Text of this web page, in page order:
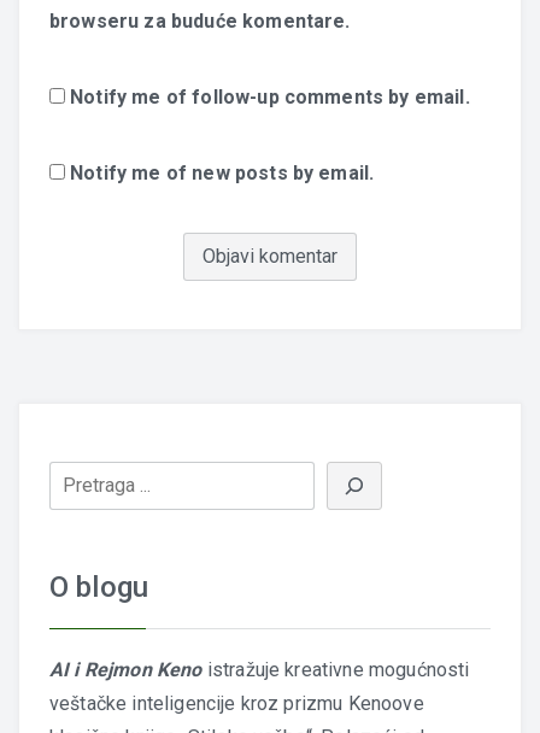
browseru za buduće komentare.
Notify me of follow-up comments by email.
Notify me of new posts by email.
O blogu
AI i Rejmon Kenoistražuje kreativne mogućnosti
veštačke inteligencije kroz prizmu Kenoove